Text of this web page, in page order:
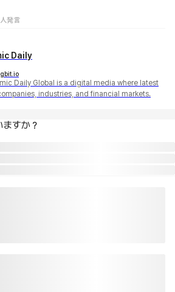
発言
Daily
Daily Global is a digital media where latest
industries, and financial markets.
すか？